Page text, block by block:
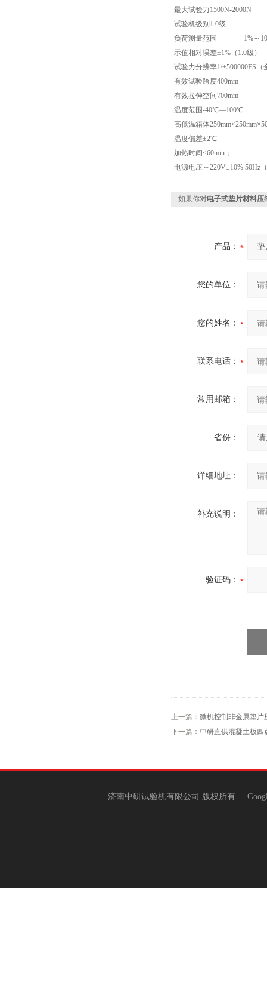
最大试验力1500N-2000N
试验机级别 1.0级
负荷测量范围
1%～
示值相对误差±1%（1.0级）
试验力分辨率1/±500000FS
有效试验跨度400mm
有效拉伸空间700mm
温度范围-40℃—100℃
高低温箱体
温度偏差±2℃
加热时间≤60min；
电源电压～220V±10% 50Hz
如果你对电子式垫片材料压
产品：
您的单位：
您的姓名：
联系电话：
常用邮箱：
省份：
详细地址：
补充说明：
验证码：
上一篇： 微机控制非金属垫片
下一篇： 中研直供混凝土板四
济南中研试验机有限公司 版权所有